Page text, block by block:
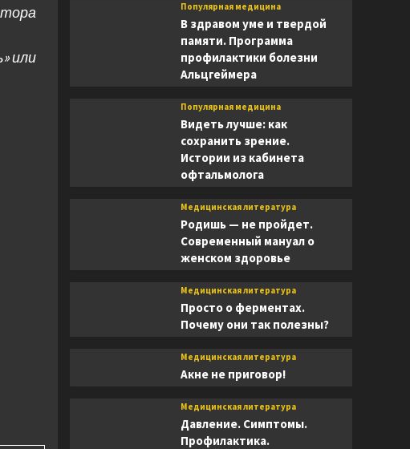
или
Популярная медицина
В здравом уме и твердой
памяти. Программа
профилактики болезни
Альцгеймера
Популярная медицина
Видеть лучше: как
сохранить зрение.
Истории из кабинета
офтальмолога
Медицинская литература
Родишь — не пройдет.
Современный мануал о
женском здоровье
Медицинская литература
Просто о ферментах.
Почему они так полезны?
Медицинская литература
Акне не приговор!
Медицинская литература
Давление. Симптомы.
Профилактика.